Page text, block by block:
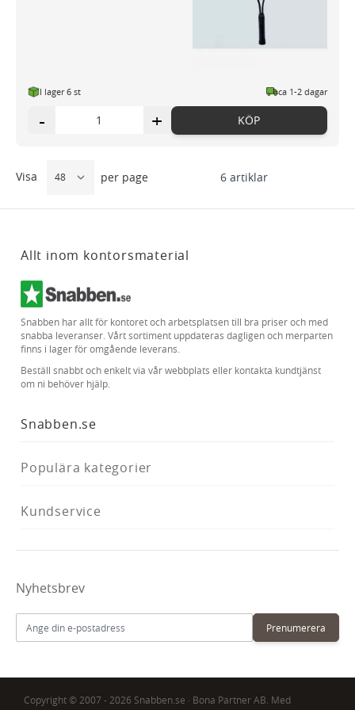
I lager 6 st ca 1-2 dagar
- + KÖP
6artiklar
Visa per page
Allt inom kontorsmaterial
Snabben har allt för kontoret och arbetsplatsen till bra priser och med
snabba leveranser. Vårt sortiment uppdateras dagligen och merparten
finns i lager för omgående leverans.
Beställ snabbt och enkelt via vår webbplats eller kontakta kundtjänst
om ni behöver hjälp.
Snabben.se
Populära kategorier
Kundservice
Nyhetsbrev
Prenumerera
Copyright © 2007 - 2026 Snabben.se · Bona Partner AB. Med